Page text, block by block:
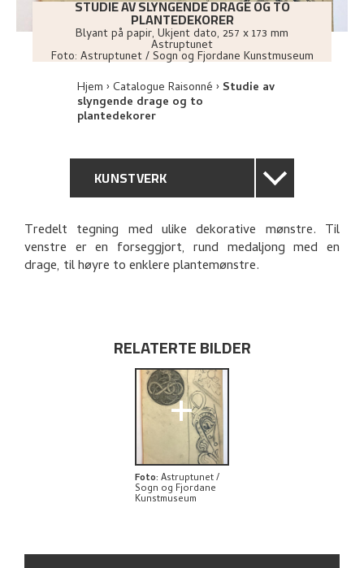
STUDIE AV SLYNGENDE DRAGE OG TO
PLANTEDEKORER
Blyant på papir, Ukjent dato, 257 x 173 mm
Astruptunet
Foto:Astruptunet / Sogn og Fjordane Kunstmuseum
Hjem Catalogue Raisonné Studie av
slyngende drage og to
plantedekorer
KUNSTVERK
GENERELL BESKRIVELSE
TEKNISK INFORMASJON
UTFORSK
Tredelt tegning med ulike dekorative mønstre. Til
venstre er en forseggjort, rund medaljong med en
drage, til høyre to enklere plantemønstre.
RELATERTE BILDER
+
Foto: Astruptunet /
Sogn og Fjordane
Kunstmuseum